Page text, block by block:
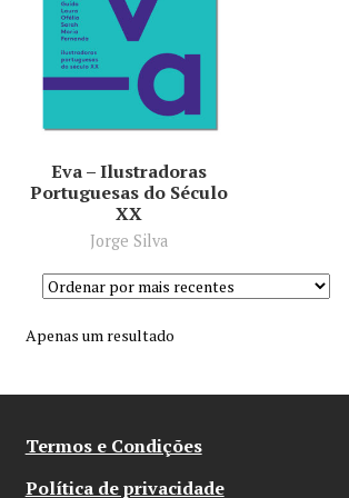
Minha conta
Política de privacidade
Mapa do site
Eva – Ilustradoras
Portuguesas do Século
XX
Jorge Silva
Apenas um resultado
Termos e Condições
Política de privacidade